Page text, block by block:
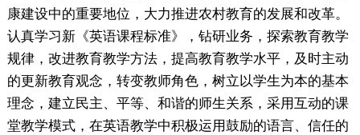
康建设中的重要地位，大力推进农村教育的发展和改革。
认真学习新《英语课程标准》，钻研业务，探索教育教学
规律，改进教育教学方法，提高教育教学水平，及时主动
的更新教育观念，转变教师角色，树立以学生为本的基本
理念，建立民主、平等、和谐的师生关系，采用互动的课
堂教学模式，在英语教学中积极运用鼓励的语言、信任的